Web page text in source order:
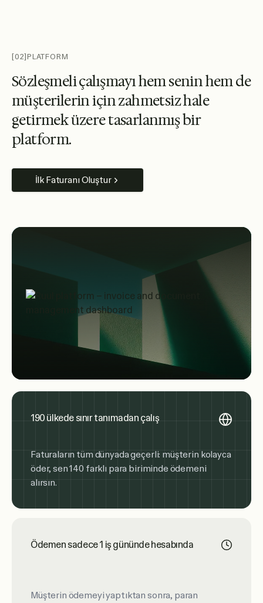
[02]PLATFORM
Sözleşmeliçalışmayıhemseninhemde
müşterileriniçinzahmetsizhale
getirmeküzeretasarlanmışbir
platform.
İlk Faturanı Oluştur
190 ülkede sınır tanımadan çalış
Faturaların tüm dünyada geçerli: müşterin kolayca
öder, sen 140 farklı para biriminde ödemeni
alırsın.
Ödemen sadece 1 iş gününde hesabında
Müşterin ödemeyi yaptıktan sonra, paran